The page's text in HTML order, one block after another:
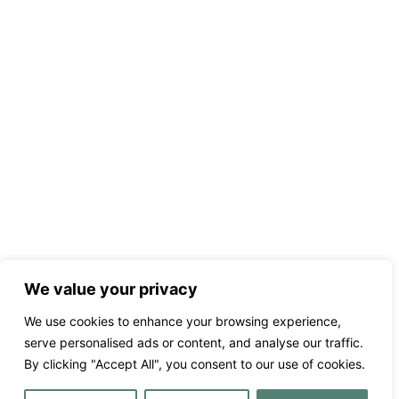
We value your privacy
We use cookies to enhance your browsing experience,
serve personalised ads or content, and analyse our traffic.
By clicking "Accept All", you consent to our use of cookies.